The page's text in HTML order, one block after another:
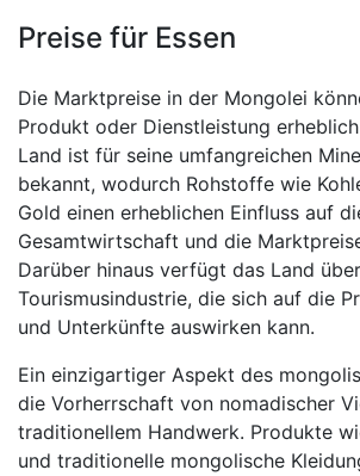
Preise für Essen
Die Marktpreise in der Mongolei
Produkt oder Dienstleistung
Land ist für seine umfangreichen
bekannt, wodurch Rohstoffe wie
Gold einen erheblichen Einfluss auf
Gesamtwirtschaft und die
Darüber hinaus verfügt das Land
Tourismusindustrie, die sich auf die
und Unterkünfte auswirken kann.
Ein einzigartiger Aspekt des
die Vorherrschaft von nomadischer
traditionellem Handwerk. Produkte
und traditionelle mongolische